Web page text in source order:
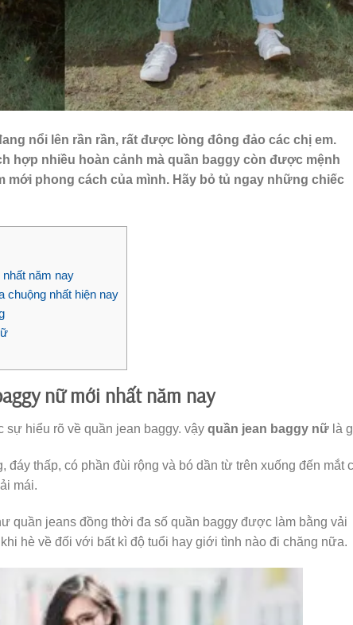
nổi lên rần rần, rất được lòng đông đảo các chị em.
hợp nhiều hoàn cảnh mà quần baggy còn được mệnh
mới phong cách của mình. Hãy bỏ tủ ngay những chiếc
năm nay
chuộng nhất hiện nay
nữ mới nhất năm nay
hiểu rõ về quần jean baggy. vậy quần jean baggy nữ là
thấp, có phần đùi rộng và bó dần từ trên xuống đến mắt
mái.
quần jeans đồng thời đa số quần baggy được làm bằng vải
hè về đối với bất kì độ tuổi hay giới tình nào đi chăng nữa.